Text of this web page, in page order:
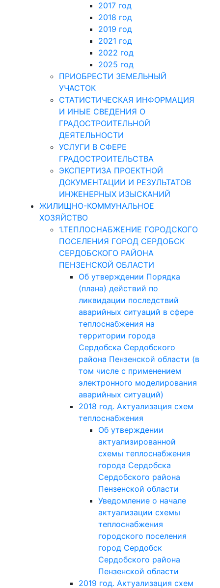
2017 год
2018 год
2019 год
2021 год
2022 год
2025 год
ПРИОБРЕСТИ ЗЕМЕЛЬНЫЙ
УЧАСТОК
СТАТИСТИЧЕСКАЯ ИНФОРМАЦИЯ
И ИНЫЕ СВЕДЕНИЯ О
ГРАДОСТРОИТЕЛЬНОЙ
ДЕЯТЕЛЬНОСТИ
УСЛУГИ В СФЕРЕ
ГРАДОСТРОИТЕЛЬСТВА
ЭКСПЕРТИЗА ПРОЕКТНОЙ
ДОКУМЕНТАЦИИ И РЕЗУЛЬТАТОВ
ИНЖЕНЕРНЫХ ИЗЫСКАНИЙ
ЖИЛИЩНО-КОММУНАЛЬНОЕ
ХОЗЯЙСТВО
1.ТЕПЛОСНАБЖЕНИЕ ГОРОДСКОГО
ПОСЕЛЕНИЯ ГОРОД СЕРДОБСК
СЕРДОБСКОГО РАЙОНА
ПЕНЗЕНСКОЙ ОБЛАСТИ
Об утверждении Порядка
(плана) действий по
ликвидации последствий
аварийных ситуаций в сфере
теплоснабжения на
территории города
Сердобска Сердобского
района Пензенской области (в
том числе с применением
электронного моделирования
аварийных ситуаций)
2018 год. Актуализация схем
теплоснабжения
Об утверждении
актуализированной
схемы теплоснабжения
города Сердобска
Сердобского района
Пензенской области
Уведомление о начале
актуализации схемы
теплоснабжения
городского поселения
город Сердобск
Сердобского района
Пензенской области
2019 год. Актуализация схем